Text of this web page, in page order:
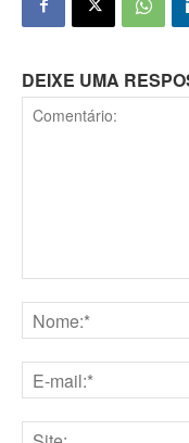
DEIXE UMA
mail:*